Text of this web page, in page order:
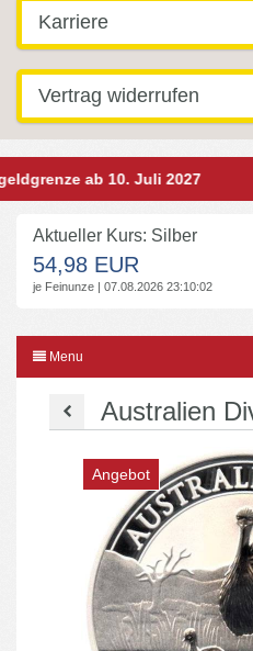
Karriere
Vertrag widerrufen
ab 10. Juli 2027
Aktueller Kurs: Silber
54,98 EUR
je Feinunze | 07.08.2026 23:10:02
Menu
Australien
Angebot